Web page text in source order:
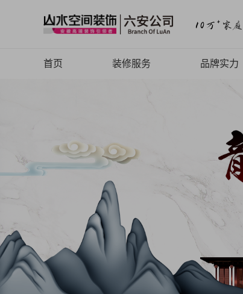
首页 装修服务 品牌实力
品牌文化
品牌荣誉
山水动态
山水视频